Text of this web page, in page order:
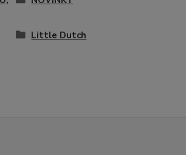
Little Dutch